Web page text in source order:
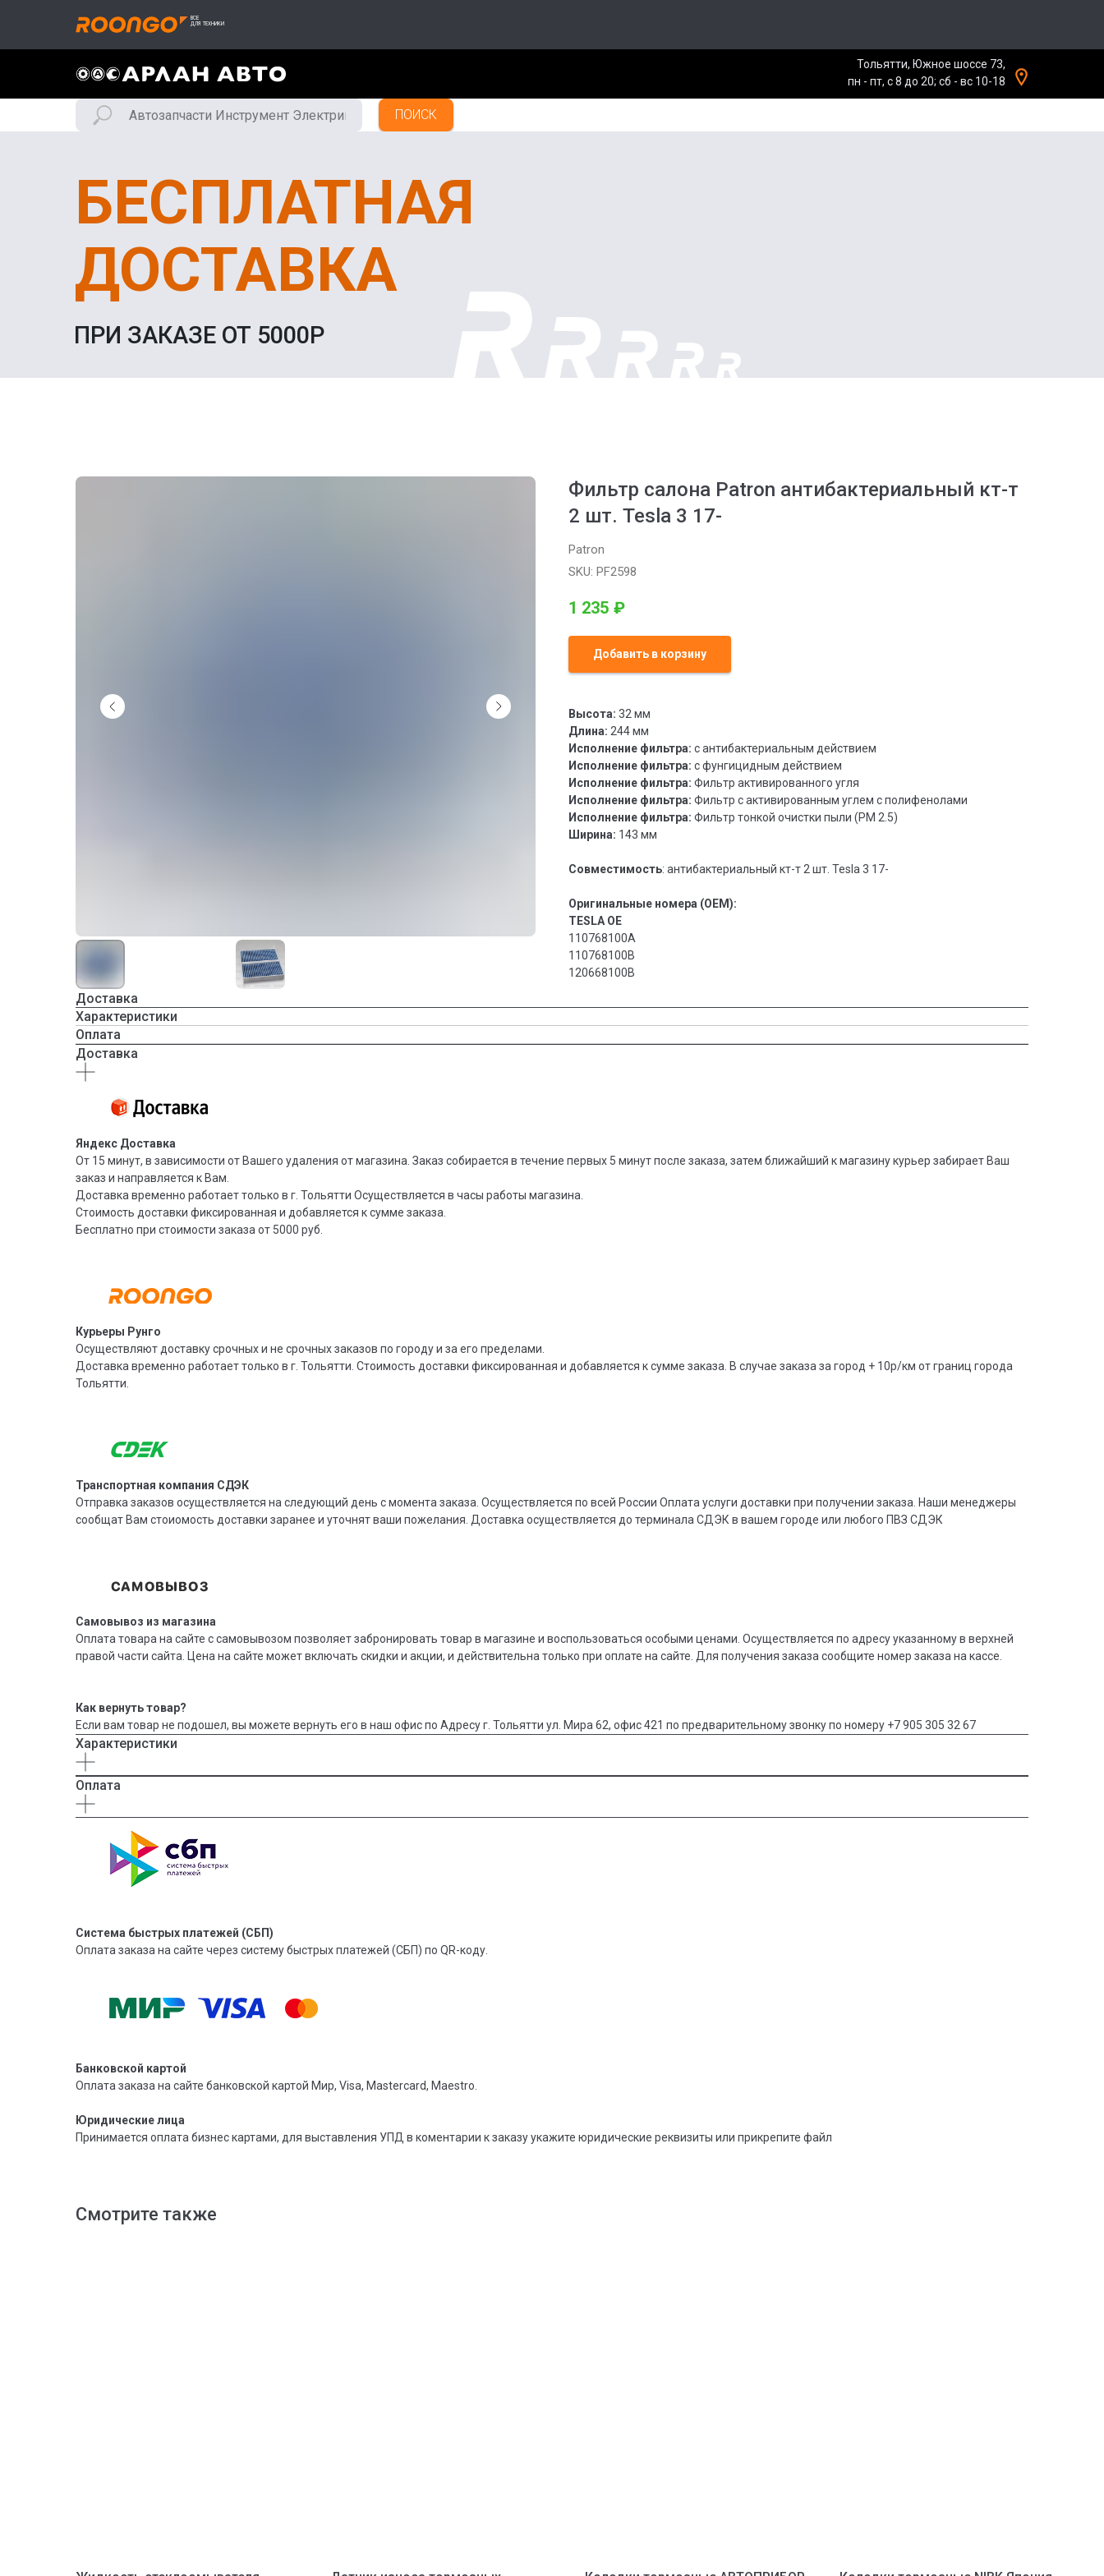
Тольятти, Южное шоссе 73,
пн - пт, с 8 до 20; сб - вс 10-18
ПОИСК
БЕСПЛАТНАЯ
ДОСТАВКА
ПРИ ЗАКАЗЕ ОТ 5000Р
Фильтр салона Patron антибактериальный кт-т
2 шт. Tesla 3 17-
Patron
SKU: PF2598
1 235 ₽
Добавить в корзину
Высота: 32 мм
Длина: 244 мм
Исполнение фильтра: с антибактериальным действием
Исполнение фильтра: с фунгицидным действием
Исполнение фильтра: Фильтр активированного угля
Исполнение фильтра: Фильтр с активированным углем с полифенолами
Исполнение фильтра: Фильтр тонкой очистки пыли (PM 2.5)
Ширина: 143 мм
Совместимость: антибактериальный кт-т 2 шт. Tesla 3 17-
Оригинальные номера (OEM):
TESLA OE
110768100A
110768100B
120668100B
Доставка
Характеристики
Оплата
Доставка
Яндекс Доставка
От 15 минут, в зависимости от Вашего удаления от магазина. Заказ собирается в течение первых 5 минут после заказа, затем ближайший к магазину курьер забирает Ваш
заказ и направляется к Вам.
Доставка временно работает только в г. Тольятти Осуществляется в часы работы магазина.
Стоимость доставки фиксированная и добавляется к сумме заказа.
Бесплатно при стоимости заказа от 5000 руб.
Курьеры Рунго
Осуществляют доставку срочных и не срочных заказов по городу и за его пределами.
Доставка временно работает только в г. Тольятти. Стоимость доставки фиксированная и добавляется к сумме заказа. В случае заказа за город + 10р/км от границ города
Тольятти.
Транспортная компания СДЭК
Отправка заказов осуществляется на следующий день с момента заказа. Осуществляется по всей России Оплата услуги доставки при получении заказа. Наши менеджеры
сообщат Вам стоиомость доставки заранее и уточнят ваши пожелания. Доставка осуществляется до терминала СДЭК в вашем городе или любого ПВЗ СДЭК
Самовывоз из магазина
Оплата товара на сайте с самовывозом позволяет забронировать товар в магазине и воспользоваться особыми ценами. Осуществляется по адресу указанному в верхней
правой части сайта. Цена на сайте может включать скидки и акции, и действительна только при оплате на сайте. Для получения заказа сообщите номер заказа на кассе.
Как вернуть товар?
Если вам товар не подошел, вы можете вернуть его в наш офис по Адресу г. Тольятти ул. Мира 62, офис 421 по предварительному звонку по номеру +7 905 305 32 67
Характеристики
Оплата
Система быстрых платежей (СБП)
Оплата заказа на сайте через систему быстрых платежей (СБП) по QR-коду.
Банковской картой
Оплата заказа на сайте банковской картой Мир, Visa, Mastercard, Maestro.
Юридические лица
Принимается оплата бизнес картами, для выставления УПД в коментарии к заказу укажите юридические реквизиты или прикрепите файл
Смотрите также